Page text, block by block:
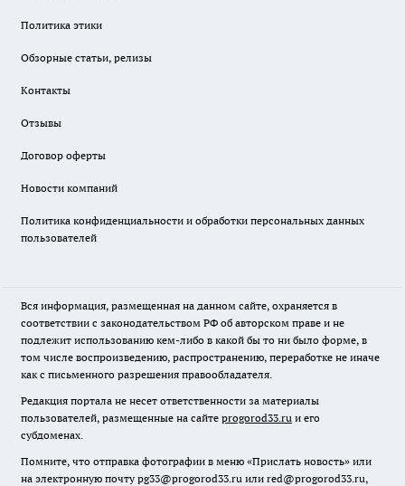
Политика этики
Обзорные статьи, релизы
Контакты
Отзывы
Договор оферты
Новости компаний
Политика конфиденциальности и обработки персональных данных
пользователей
Вся информация, размещенная на данном сайте, охраняется в
соответствии с законодательством РФ об авторском праве и не
подлежит использованию кем-либо в какой бы то ни было форме, в
том числе воспроизведению, распространению, переработке не иначе
как с письменного разрешения правообладателя.
Редакция портала не несет ответственности за материалы
пользователей, размещенные на сайте progorod33.ru и его
субдоменах.
Помните, что отправка фотографии в меню «Прислать новость» или
на электронную почту pg33@progorod33.ru или red@progorod33.ru,